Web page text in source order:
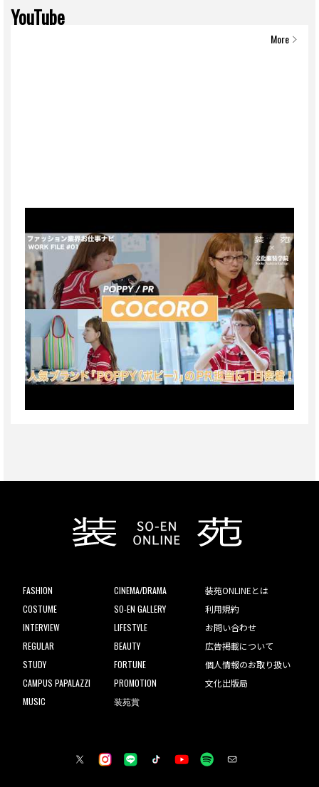
YouTube
More
FASHION
COSTUME
INTERVIEW
REGULAR
STUDY
CAMPUS PAPALAZZI
MUSIC
CINEMA/DRAMA
SO-EN GALLERY
LIFESTYLE
BEAUTY
FORTUNE
PROMOTION
装苑賞
装苑ONLINEとは
利用規約
お問い合わせ
広告掲載について
個人情報のお取り扱い
文化出版局